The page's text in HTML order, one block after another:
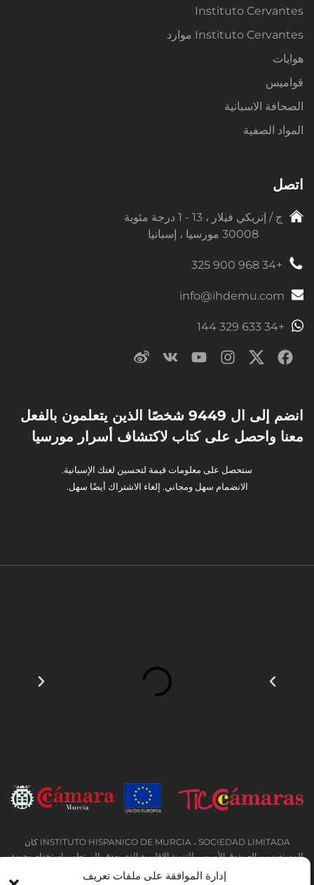
إدارة الموافقة على ملفات تعريف
Instituto Cervantes
Instituto Cervantes موارد
هوايات
قواميس
الصحافة الاسبانية
المواد الصفية
اتصل
ج / إنريكي فيلار ، 13 - 1 درجة مئوية
30008 مورسيا ، إسبانيا
+34 968 900 325
info@ihdemu.com
+34 633 329 144
انضم إلى ال 9449 شخصًا الذين يتعلمون بالفعل
معنا واحصل على كتاب لاكتشاف أسرار مورسيا
ستحصل على معلومات قيمة لتحسين لغتك الإسبانية.
الانضمام سهل ومجاني. إلغاء الاشتراك أيضًا سهل.
INSTITUTO HISPANICO DE MURCIA ، SOCIEDAD LIMITADA كان
المستفيد من الصندوق الأوروبي للتنمية الإقليمية الذي يهدف إلى تطوير استخدام وجودة
تكنولوجيا المعلومات والاتصالات وإمكانية الوصول إليها ، وبفضل ذلك نفذت الحلول